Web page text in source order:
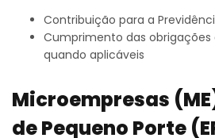
Contribuição para a
Cumprimento das obrigações
quando aplicáveis
Microempresas
de Pequeno Porte